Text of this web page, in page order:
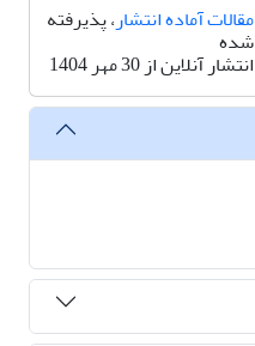
مقالات آماده انتشار، پذیرفته
شده
انتشار آنلاین از 30 مهر 1404